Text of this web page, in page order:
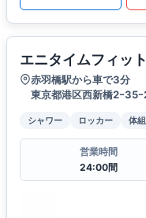
エニタイムフィッ
赤羽橋駅から車で3分
東京都港区西新橋2ｰ35
シャワー ロッカー 体
営業時間
24:00間